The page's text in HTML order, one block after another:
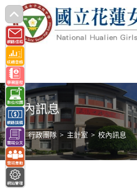
跳
轉
至
主
要
內
容 校內訊息
> 行政團隊 > 主計室 > 校內訊息